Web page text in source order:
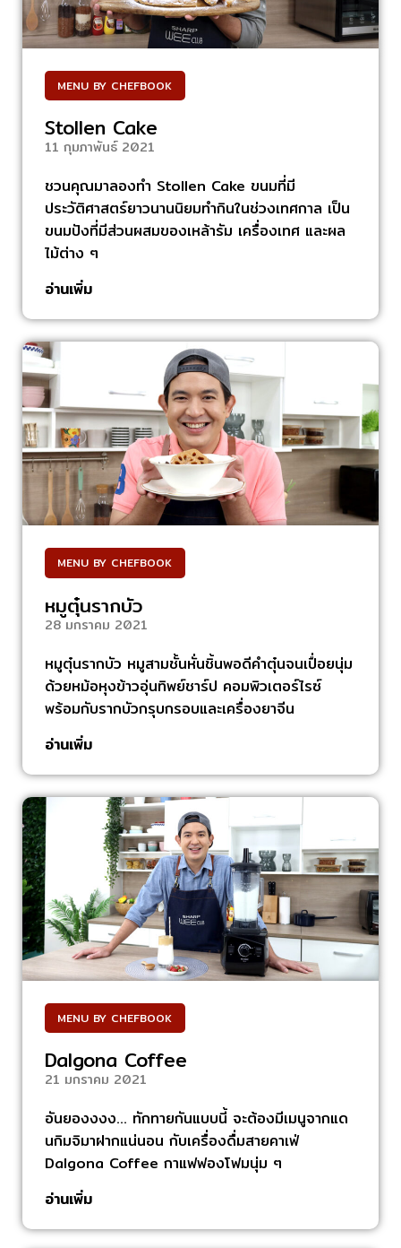
MENU BY CHEFBOOK
Stollen Cake
11 กุมภาพันธ์ 2021
ชวนคุณมาลองทำ Stollen Cake ขนมที่มี
ประวัติศาสตร์ยาวนานนิยมทำกินในช่วงเทศกาล เป็น
ขนมปังที่มีส่วนผสมของเหล้ารัม เครื่องเทศ และผล
ไม้ต่าง ๆ
อ่านเพิ่ม
MENU BY CHEFBOOK
หมูตุ๋นรากบัว
28 มกราคม 2021
หมูตุ๋นรากบัว หมูสามชั้นหั่นชิ้นพอดีคำตุ๋นจนเปื่อยนุ่ม
ด้วยหม้อหุงข้าวอุ่นทิพย์ชาร์ป คอมพิวเตอร์ไรซ์
พร้อมกับรากบัวกรุบกรอบและเครื่องยาจีน
อ่านเพิ่ม
MENU BY CHEFBOOK
Dalgona Coffee
21 มกราคม 2021
อันยองงงง… ทักทายกันแบบนี้ จะต้องมีเมนูจากแด
นกิมจิมาฝากแน่นอน กับเครื่องดื่มสายคาเฟ่
Dalgona Coffee กาแฟฟองโฟมนุ่ม ๆ
อ่านเพิ่ม